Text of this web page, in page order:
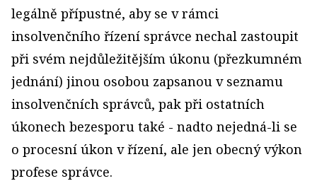
legálně přípustné, aby se v rámci
insolvenčního řízení správce nechal zastoupit
při svém nejdůležitějším úkonu (přezkumném
jednání) jinou osobou zapsanou v seznamu
insolvenčních správců, pak při ostatních
úkonech bezesporu také - nadto nejedná-li se
o procesní úkon v řízení, ale jen obecný výkon
profese správce.